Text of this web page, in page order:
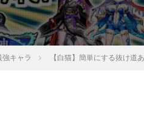
強キャラ 【白猫】簡単にする抜け道